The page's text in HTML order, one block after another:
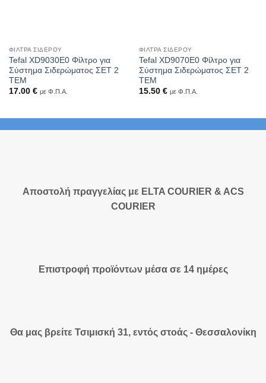
ΦΊΛΤΡΑ ΣΊΔΕΡΟΥ
Tefal XD9030E0 Φίλτρο για
Σύστημα Σιδερώματος ΣΕΤ 2
ΤΕΜ
17.00 € με Φ.Π.Α.
ΦΊΛΤΡΑ ΣΊΔΕΡΟΥ
Tefal XD9070E0 Φίλτρο για
Σύστημα Σιδερώματος ΣΕΤ 2
ΤΕΜ
15.50 € με Φ.Π.Α.
Αποστολή πραγγελίας με ELTA COURIER & ACS
COURIER
Επιστροφή προϊόντων μέσα σε 14 ημέρες
Θα μας βρείτε Τσιμισκή 31, εντός στοάς - Θεσσαλονίκη